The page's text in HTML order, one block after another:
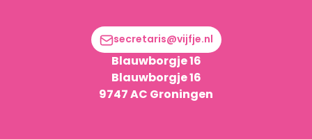
secretaris@vijfje.nl
Blauwborgje 16
Blauwborgje 16
9747 AC Groningen